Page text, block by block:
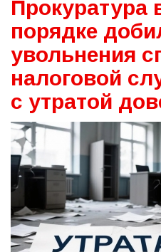
Прокуратура
порядке
увольнения
налоговой
с утратой